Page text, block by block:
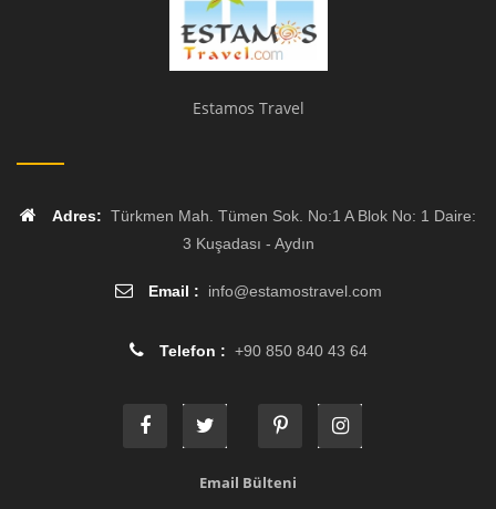
Estamos Travel
Adres: Türkmen Mah. Tümen Sok. No:1 A Blok No: 1 Daire:
3 Kuşadası - Aydın
Email : info@estamostravel.com
Telefon : +90 850 840 43 64
Email Bülteni